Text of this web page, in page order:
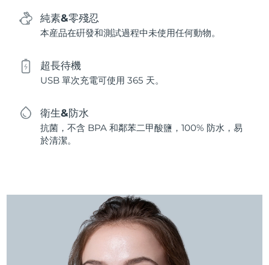
純素&零殘忍
本産品在硏發和測試過程中未使用任何動物。
超長待機
USB 單次充電可使用 365 天。
衛生&防水
抗菌，不含 BPA 和鄰苯二甲酸鹽，100% 防水，易
於清潔。